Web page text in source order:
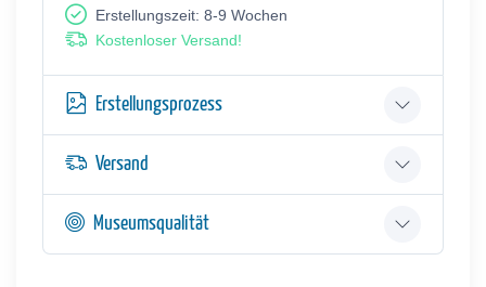
Erstellungszeit: 8-9 Wochen
Kostenloser Versand!
Erstellungsprozess
Versand
Museumsqualität